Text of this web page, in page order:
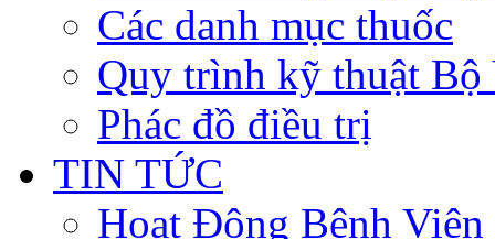
Các danh mục thuốc
Quy trình kỹ thuật Bộ
Phác đồ điều trị
TIN TỨC
Hoạt Động Bệnh Viện